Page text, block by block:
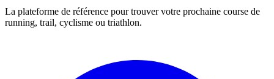
La plateforme de référence pour trouver votre prochaine course de
running, trail, cyclisme ou triathlon.